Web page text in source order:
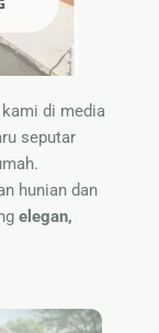
di media
seputar
hunian dan
elegan,